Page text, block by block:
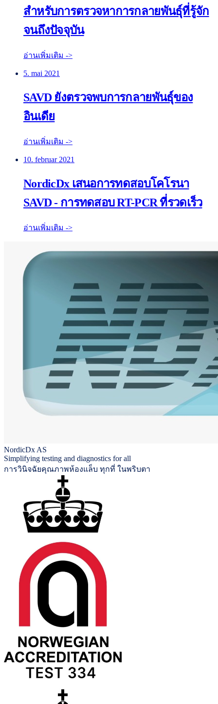
สำหรับการตรวจหาการกลายพันธุ์ที่รู้จัก
จนถึงปัจจุบัน
อ่านเพิ่มเติม ->
5. mai 2021
SAVD ยังตรวจพบการกลายพันธุ์ของ
อินเดีย
อ่านเพิ่มเติม ->
10. februar 2021
NordicDx เสนอการทดสอบโคโรนา
SAVD - การทดสอบ RT-PCR ที่รวดเร็ว
อ่านเพิ่มเติม ->
NordicDx AS
Simplifying testing and diagnostics for all
การวินิจฉัยคุณภาพห้องแล็บ ทุกที่ ในพริบตา